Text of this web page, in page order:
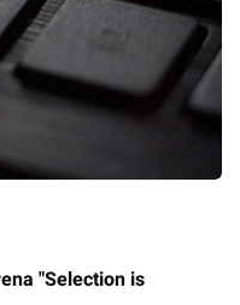
"Selection is